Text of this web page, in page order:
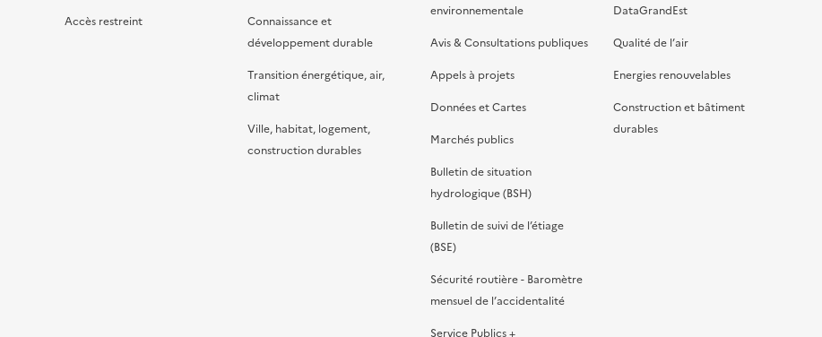
Accès restreint
Connaissance et
développement durable
Transition énergétique, air,
climat
Ville, habitat, logement,
construction durables
environnementale
Avis & Consultations publiques
Appels à projets
Données et Cartes
Marchés publics
Bulletin de situation
hydrologique (BSH)
Bulletin de suivi de l’étiage
(BSE)
Sécurité routière - Baromètre
mensuel de l’accidentalité
Service Publics +
DataGrandEst
Qualité de l’air
Energies renouvelables
Construction et bâtiment
durables